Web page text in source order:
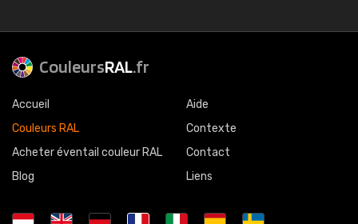
CouleursRAL.fr
Accueil
Couleurs RAL
Acheter éventail couleur RAL
Blog
Aide
Contexte
Contact
Liens